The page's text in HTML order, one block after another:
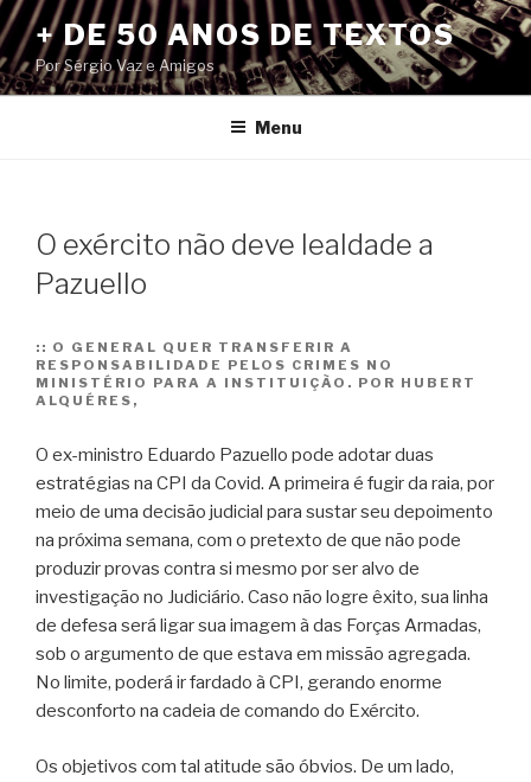
Pular
para
o
conteúdo
+ DE 50 ANOS DE TEXTOS
Por Sérgio Vaz e Amigos
Menu
O exército não deve lealdade a
Pazuello
:: O GENERAL QUER TRANSFERIR A
RESPONSABILIDADE PELOS CRIMES NO
MINISTÉRIO PARA A INSTITUIÇÃO. POR HUBERT
ALQUÉRES,
O ex-ministro Eduardo Pazuello pode adotar duas
estratégias na CPI da Covid. A primeira é fugir da raia, por
meio de uma decisão judicial para sustar seu depoimento
na próxima semana, com o pretexto de que não pode
produzir provas contra si mesmo por ser alvo de
investigação no Judiciário. Caso não logre êxito, sua linha
de defesa será ligar sua imagem à das Forças Armadas,
sob o argumento de que estava em missão agregada.
No limite, poderá ir fardado à CPI, gerando enorme
desconforto na cadeia de comando do Exército.
Os objetivos com tal atitude são óbvios. De um lado,